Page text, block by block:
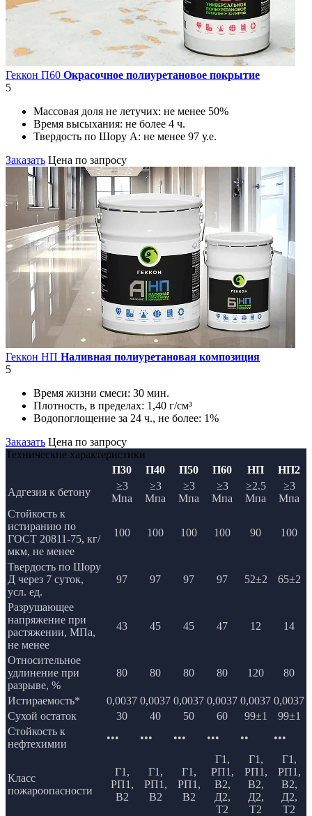
Геккон П60 Окрасочное полиуретановое покрытие
5
Массовая доля не летучих: не менее 50%
Время высыхания: не более 4 ч.
Твердость по Шору А: не менее 97 у.е.
Заказать Цена по запросу
Геккон НП Наливная полиуретановая композиция
5
Время жизни смеси: 30 мин.
Плотность, в пределах: 1,40 г/см³
Водопоглощение за 24 ч., не более: 1%
Заказать Цена по запросу
Технические характеристики
П30
П40 П50 П60 НП
НП2
Адгезия к бетону
≥3
Мпа
≥3
Мпа
≥3
Мпа
≥3
Мпа
≥2.5
Мпа
≥3
Мпа
Стойкость к
истиранию по
ГОСТ 20811-75, кг/
мкм, не менее
100 100 100 100 90 100
Твердость по Шору
Д через 7 суток,
усл. ед.
97 97 97 97 52±2 65±2
Разрушающее
напряжение при
растяжении, МПа,
не менее
43 45 45 47 12 14
Относительное
удлинение при
разрыве, %
80 80 80 80 120 80
Истираемость* 0,0037 0,0037 0,0037 0,0037 0,0037 0,0037
Сухой остаток
30 40 50 60 99±1
99±1
Стойкость к
нефтехимии
••• ••• ••• ••• •• •••
Класс
пожароопасности
Г1,
РП1,
В2
Г1,
РП1,
В2
Г1,
РП1,
В2
Г1,
РП1,
В2,
Д2,
Т2
Г1,
РП1,
В2,
Д2,
Т2
Г1,
РП1,
В2,
Д2,
Т2